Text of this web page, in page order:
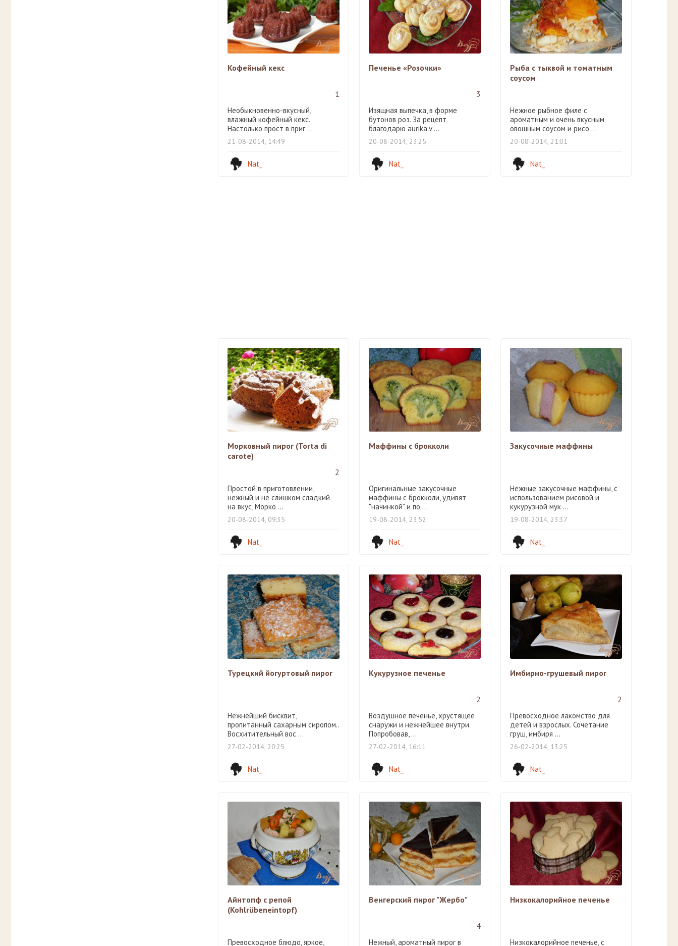
Кофейный кекс
1
Необыкновенно-вкусный,
влажный кофейный кекс.
Настолько прост в приг ...
21-08-2014, 14:49
Nat_
Печенье «Розочки»
3
Изящная выпечка, в форме
бутонов роз. За рецепт
благодарю aurika.v ...
20-08-2014, 23:25
Nat_
Рыба с тыквой и томатным
соусом
Нежное рыбное филе с
ароматным и очень вкусным
овощным соусом и рисо ...
20-08-2014, 21:01
Nat_
Морковный пирог (Torta di
carote)
2
Простой в приготовлении,
нежный и не слишком сладкий
на вкус, Морко ...
20-08-2014, 09:35
Nat_
Маффины с брокколи
Оригинальные закусочные
маффины с брокколи, удивят
"начинкой" и по ...
19-08-2014, 23:52
Nat_
Закусочные маффины
Нежные закусочные маффины, с
использованием рисовой и
кукурузной мук ...
19-08-2014, 23:37
Nat_
Турецкий йогуртовый пирог
Нежнейший бисквит,
пропитанный сахарным сиропом..
Восхитительный вос ...
27-02-2014, 20:25
Nat_
Кукурузное печенье
2
Воздушное печенье, хрустящее
снаружи и нежнейшее внутри.
Попробовав, ...
27-02-2014, 16:11
Nat_
Имбирно-грушевый пирог
2
Превосходное лакомство для
детей и взрослых. Сочетание
груш, имбиря ...
26-02-2014, 13:25
Nat_
Айнтопф с репой
(Kohlrübeneintopf)
Превосходное блюдо, яркое,
Венгерский пирог "Жербо"
4
Нежный, ароматный пирог в
Низкокалорийное печенье
Низкокалорийное печенье, с